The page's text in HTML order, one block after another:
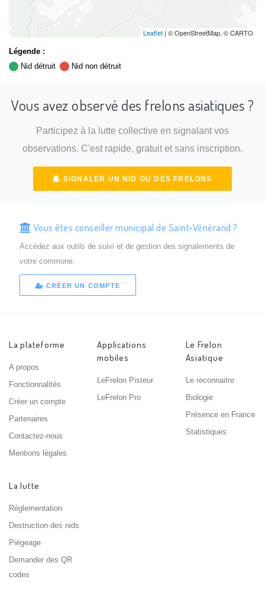
Leaflet | © OpenStreetMap, © CARTO
Légende :
Nid détruit
Nid non détruit
Vous avez observé des frelons asiatiques ?
Participez à la lutte collective en signalant vos
observations. C'est rapide, gratuit et sans inscription.
SIGNALER UN NID OU DES FRELONS
Vous êtes conseiller municipal de Saint-Vénérand ?
Accédez aux outils de suivi et de gestion des signalements de
votre commune.
CRÉER UN COMPTE
La plateforme
A propos
Fonctionnalités
Créer un compte
Partenaires
Contactez-nous
Mentions légales
Applications
mobiles
LeFrelon Pisteur
LeFrelon Pro
Le Frelon
Asiatique
Le reconnaitre
Biologie
Présence en France
Statistiques
La lutte
Réglementation
Destruction des nids
Piégeage
Demander des QR
codes